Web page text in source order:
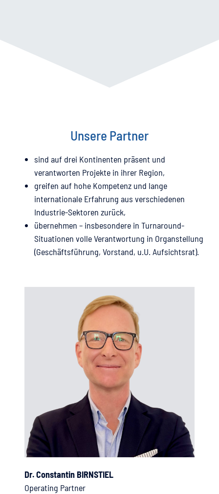
Unsere Partner
sind auf drei Kontinenten präsent und
verantworten Projekte in ihrer Region,
greifen auf hohe Kompetenz und lange
internationale Erfahrung aus verschiedenen
Industrie-Sektoren zurück,
übernehmen – insbesondere in Turnaround-
Situationen volle Verantwortung in Organstellung
(Geschäftsführung, Vorstand, u.U. Aufsichtsrat).
Dr. Constantin BIRNSTIEL
Operating Partner